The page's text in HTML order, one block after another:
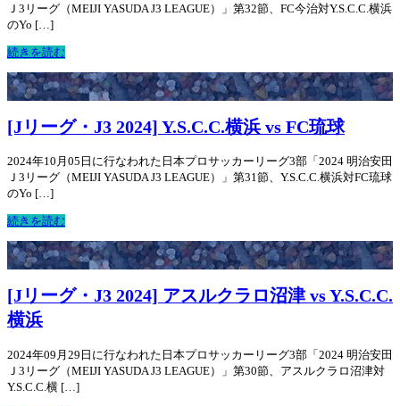
Ｊ3リーグ（MEIJI YASUDA J3 LEAGUE）」第32節、FC今治対Y.S.C.C.横浜
のYo […]
続きを読む
[Jリーグ・J3 2024] Y.S.C.C.横浜 vs FC琉球
2024年10月05日に行なわれた日本プロサッカーリーグ3部「2024 明治安田
Ｊ3リーグ（MEIJI YASUDA J3 LEAGUE）」第31節、Y.S.C.C.横浜対FC琉球
のYo […]
続きを読む
[Jリーグ・J3 2024] アスルクラロ沼津 vs Y.S.C.C.
横浜
2024年09月29日に行なわれた日本プロサッカーリーグ3部「2024 明治安田
Ｊ3リーグ（MEIJI YASUDA J3 LEAGUE）」第30節、アスルクラロ沼津対
Y.S.C.C.横 […]